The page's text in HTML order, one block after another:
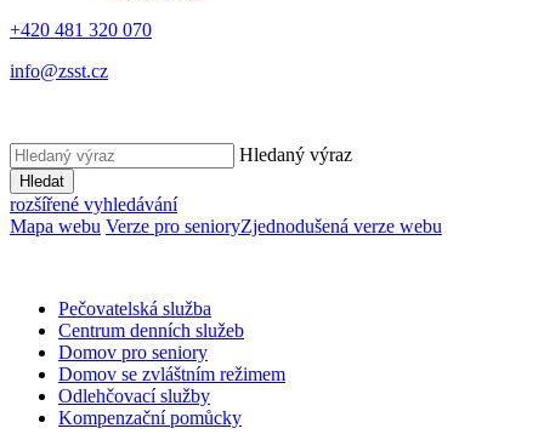
+420 481 320 070
info@zsst.cz
Hledaný výraz
Hledat
rozšířené vyhledávání
Mapa webu Verze pro senioryZjednodušená verze webu
Pečovatelská služba
Centrum denních služeb
Domov pro seniory
Domov se zvláštním režimem
Odlehčovací služby
Kompenzační pomůcky